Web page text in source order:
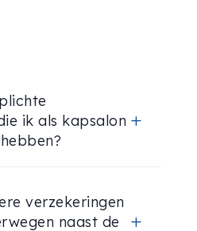
ik als kapsalon L
verzekeringen
naast de
L